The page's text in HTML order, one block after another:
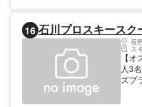
16 石川プロスキースク
長
ス
【
人3
ズプ